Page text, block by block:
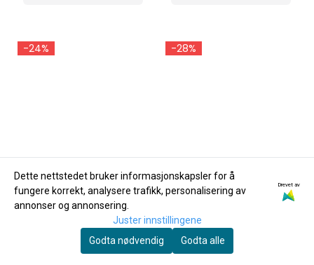
-24% -28%
Dette nettstedet bruker informasjonskapsler for å
fungere korrekt, analysere trafikk, personalisering av
annonser og annonsering.
Drevet av
Juster innstillingene
Godta nødvendig
Godta alle